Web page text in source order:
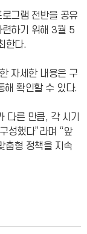
그램 전반을 공유
련하기 위해 3월 5
한다.
자세한 내용은 구
해 확인할 수 있다.
다른 만큼, 각 시기
성했다”라며 “앞
춤형 정책을 지속